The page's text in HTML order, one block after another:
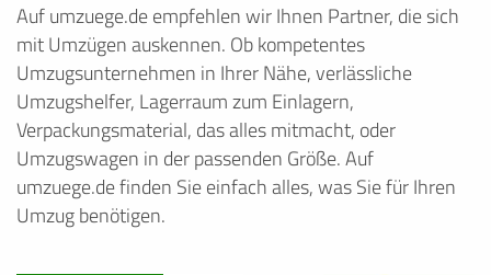
Auf umzuege.de empfehlen wir Ihnen Partner, die sich
mit Umzügen auskennen. Ob kompetentes
Umzugsunternehmen in Ihrer Nähe, verlässliche
Umzugshelfer, Lagerraum zum Einlagern,
Verpackungsmaterial, das alles mitmacht, oder
Umzugswagen in der passenden Größe. Auf
umzuege.de finden Sie einfach alles, was Sie für Ihren
Umzug benötigen.